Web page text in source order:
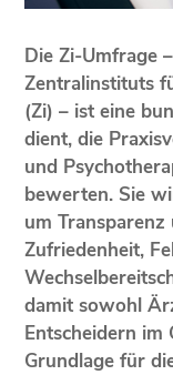
Die Zi-Umfrage
Zentralinstituts
(Zi) – ist eine
dient, die
und
bewerten. Sie
um
Zufriedenheit,
damit sowohl
Entscheidern im
Grundlage für